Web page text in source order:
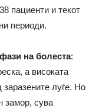
пациенти и текот
периоди.
на болеста:
а високата
заразените луѓе. Но
замор, сува